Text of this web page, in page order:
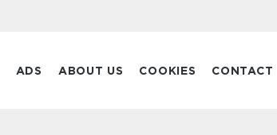
ADS ABOUT US COOKIES CONTACT